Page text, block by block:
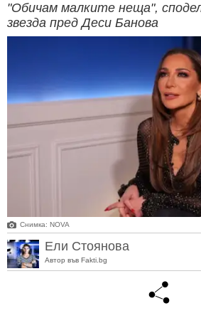
"Обичам малките неща",
звезда пред Деси Банова
Снимка: NOVA
Ели Стоянова
Автор във Fakti.bg